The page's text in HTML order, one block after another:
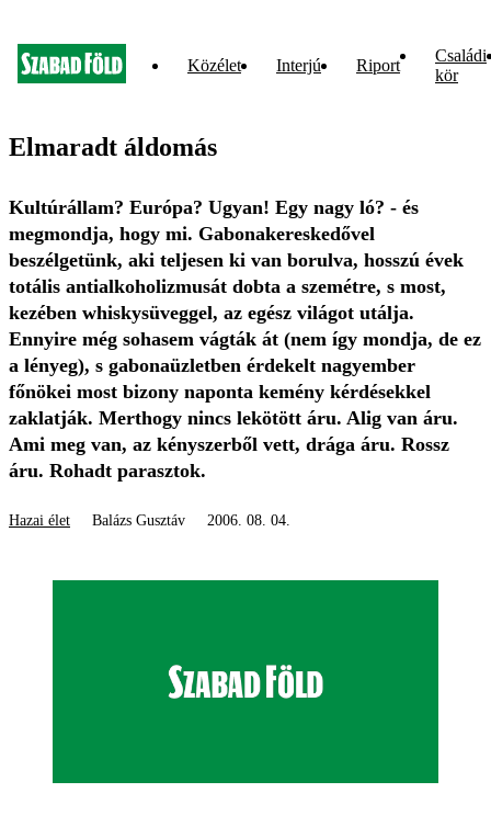
Közélet Interjú Riport
Családi
kör
Elmaradt áldomás
Kultúrállam? Európa? Ugyan! Egy nagy ló? - és
megmondja, hogy mi. Gabonakereskedővel
beszélgetünk, aki teljesen ki van borulva, hosszú évek
totális antialkoholizmusát dobta a szemétre, s most,
kezében whiskysüveggel, az egész világot utálja.
Ennyire még sohasem vágták át (nem így mondja, de ez
a lényeg), s gabonaüzletben érdekelt nagyember
főnökei most bizony naponta kemény kérdésekkel
zaklatják. Merthogy nincs lekötött áru. Alig van áru.
Ami meg van, az kényszerből vett, drága áru. Rossz
áru. Rohadt parasztok.
Hazai élet Balázs Gusztáv 2006. 08. 04.